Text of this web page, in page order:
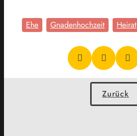
Ehe Gnadenhochzeit Heirat
Zurück